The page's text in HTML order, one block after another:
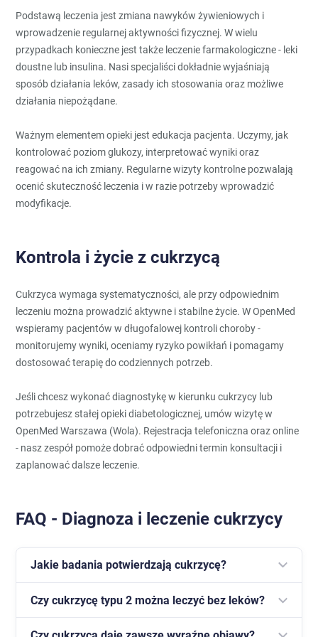
Podstawą leczenia jest zmiana nawyków żywieniowych i
wprowadzenie regularnej aktywności fizycznej. W wielu
przypadkach konieczne jest także leczenie farmakologiczne - leki
doustne lub insulina. Nasi specjaliści dokładnie wyjaśniają
sposób działania leków, zasady ich stosowania oraz możliwe
działania niepożądane.
Ważnym elementem opieki jest edukacja pacjenta. Uczymy, jak
kontrolować poziom glukozy, interpretować wyniki oraz
reagować na ich zmiany. Regularne wizyty kontrolne pozwalają
ocenić skuteczność leczenia i w razie potrzeby wprowadzić
modyfikacje.
Kontrola i życie z cukrzycą
Cukrzyca wymaga systematyczności, ale przy odpowiednim
leczeniu można prowadzić aktywne i stabilne życie. W OpenMed
wspieramy pacjentów w długofalowej kontroli choroby -
monitorujemy wyniki, oceniamy ryzyko powikłań i pomagamy
dostosować terapię do codziennych potrzeb.
Jeśli chcesz wykonać diagnostykę w kierunku cukrzycy lub
potrzebujesz stałej opieki diabetologicznej, umów wizytę w
OpenMed Warszawa (Wola). Rejestracja telefoniczna oraz online
- nasz zespół pomoże dobrać odpowiedni termin konsultacji i
zaplanować dalsze leczenie.
FAQ - Diagnoza i leczenie cukrzycy
Jakie badania potwierdzają cukrzycę?
Podstawą są pomiar glukozy na czczo, test
obciążenia glukozą (OGTT) oraz hemoglobina
Czy cukrzycę typu 2 można leczyć bez leków?